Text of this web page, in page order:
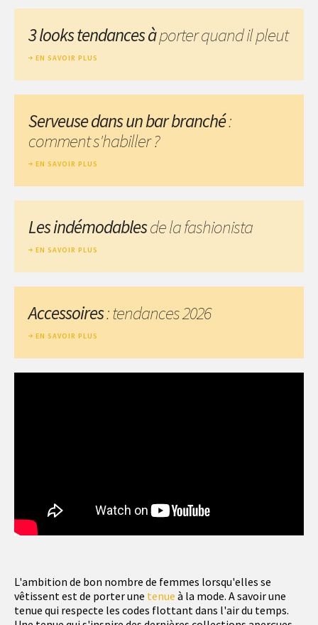
L'ambition de bon nombre de femmes lorsqu'elles se
vêtissent est de porter une tenue à la mode. A savoir une
tenue qui respecte les codes flottant dans l'air du temps.
3 looks tendances àporter quand il pleut
EN SAVOIR PLUS
Serveuse dans un bar branché:
comment s'habiller ?
EN SAVOIR PLUS
Les indémodablesde la fashionista
EN SAVOIR PLUS
Accessoires: tendances 2026
EN SAVOIR PLUS